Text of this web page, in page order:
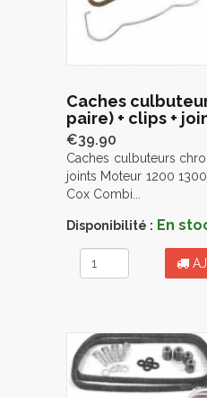
Caches
paire) + clips +
€39.90
Caches culbuteurs
joints Moteur 1200
Cox Combi...
Disponibilité : En